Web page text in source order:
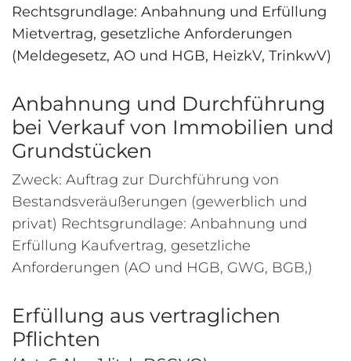
Rechtsgrundlage: Anbahnung und Erfüllung
Mietvertrag, gesetzliche Anforderungen
(Meldegesetz, AO und HGB, HeizkV, TrinkwV)
Anbahnung und Durchführung
bei Verkauf von Immobilien und
Grundstücken
Zweck: Auftrag zur Durchführung von
Bestandsveräußerungen (gewerblich und
privat) Rechtsgrundlage: Anbahnung und
Erfüllung Kaufvertrag, gesetzliche
Anforderungen (AO und HGB, GWG, BGB,)
Erfüllung aus vertraglichen
Pflichten